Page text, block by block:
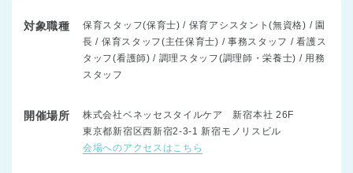
対象職種
保育スタッフ(保育士) / 保育アシスタント(無資格) / 園
長 / 保育スタッフ(主任保育士) / 事務スタッフ / 看護ス
タッフ(看護師) / 調理スタッフ(調理師・栄養士) / 用務
スタッフ
開催場所
株式会社ベネッセスタイルケア 新宿本社 26F
東京都新宿区西新宿2-3-1 新宿モノリスビル
会場へのアクセスはこちら